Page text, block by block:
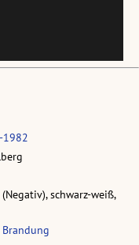
1982
schwarz-weiß,
Brandung